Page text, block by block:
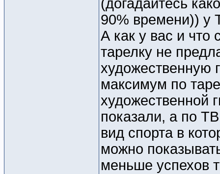
(догадайтесь
90% времени)) у
А как у вас и что
тарелку не
художественную
максимум по
художественной
показали, а по
вид спорта в
можно
меньше успехов